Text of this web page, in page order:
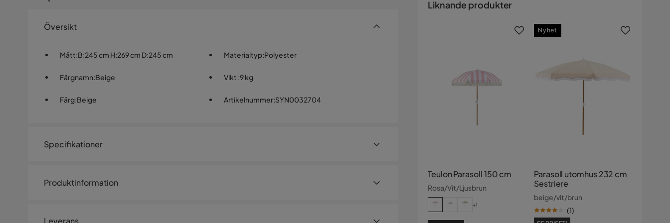
Översikt
Mått:B:245 cm H:269 cm D:245 cm Materialtyp:Polyester
Färgnamn:Beige Vikt :9 kg
Färg:Beige Artikelnummer:SYN0032704
Specifikationer
Storlek
Produktinformation
Det är tillverkat av UV- och rostbeständigt material som ger solskydd och lång livslängd. Stången är
Leverans
Liknande produkter
Teulon Parasoll 150 cm
Rosa/Vit/Ljusbrun
+1
Parasoll utomhus 232 cm
Sestriere
beige/vit/brun
(1)
Nyhet